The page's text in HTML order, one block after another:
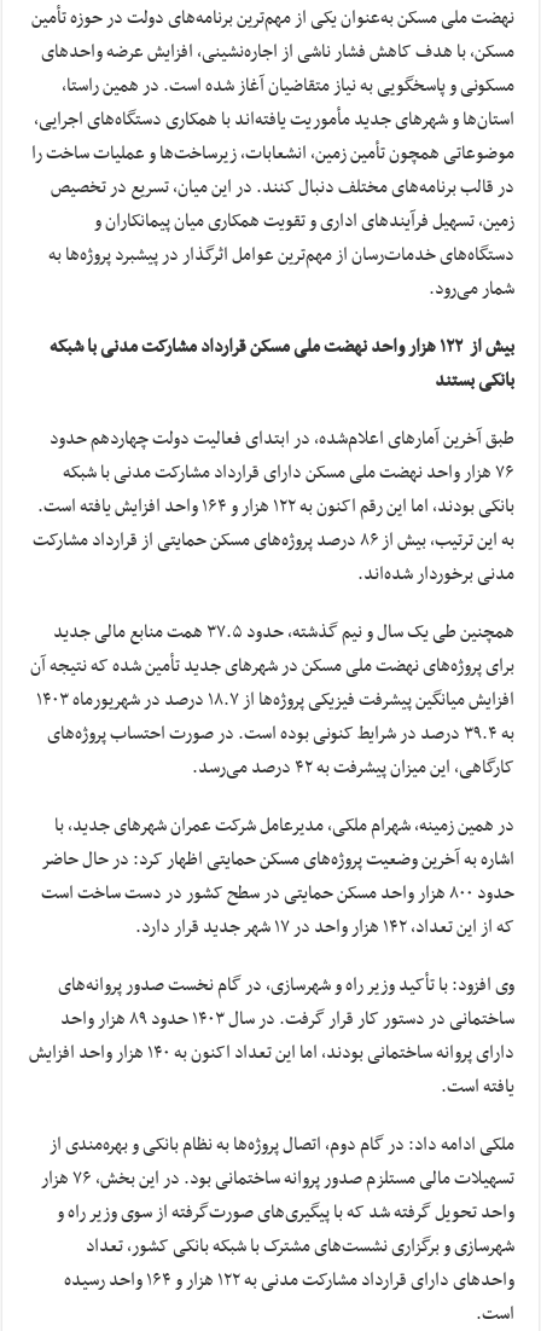
نهضت ملی مسکن به‌عنوان یکی از مهم‌ترین برنامه‌های دولت در حوزه تأمین
مسکن، با هدف کاهش فشار ناشی از اجاره‌نشینی، افزایش عرضه واحد‌های
مسکونی و پاسخگویی به نیاز متقاضیان آغاز شده است. در همین راستا،
استان‌ها و شهر‌های جدید مأموریت یافته‌اند با همکاری دستگاه‌های اجرایی،
موضوعاتی همچون تأمین زمین، انشعابات، زیرساخت‌ها و عملیات ساخت را
در قالب برنامه‌های مختلف دنبال کنند. در این میان، تسریع در تخصیص
زمین، تسهیل فرآیند‌های اداری و تقویت همکاری میان پیمانکاران و
دستگاه‌های خدمات‌رسان از مهم‌ترین عوامل اثرگذار در پیشبرد پروژه‌ها به
شمار می‌رود.
بیش از ۱۲۲ هزار واحد نهضت ملی مسکن قرارداد مشارکت مدنی با شبکه
بانکی بستند
طبق آخرین آمار‌های اعلام‌شده، در ابتدای فعالیت دولت چهاردهم حدود
۷۶ هزار واحد نهضت ملی مسکن دارای قرارداد مشارکت مدنی با شبکه
بانکی بودند، اما این رقم اکنون به ۱۲۲ هزار و ۱۶۴ واحد افزایش یافته است.
به این ترتیب، بیش از ۸۶ درصد پروژه‌های مسکن حمایتی از قرارداد مشارکت
مدنی برخوردار شده‌اند.
همچنین طی یک سال و نیم گذشته، حدود ۳۷.۵ همت منابع مالی جدید
برای پروژه‌های نهضت ملی مسکن در شهر‌های جدید تأمین شده که نتیجه آن
افزایش میانگین پیشرفت فیزیکی پروژه‌ها از ۱۸.۷ درصد در شهریورماه ۱۴۰۳
به ۳۹.۴ درصد در شرایط کنونی بوده است. در صورت احتساب پروژه‌های
کارگاهی، این میزان پیشرفت به ۴۲ درصد می‌رسد.
در همین زمینه، شهرام ملکی، مدیرعامل شرکت عمران شهر‌های جدید، با
اشاره به آخرین وضعیت پروژه‌های مسکن حمایتی اظهار کرد: در حال حاضر
حدود ۸۰۰ هزار واحد مسکن حمایتی در سطح کشور در دست ساخت است
که از این تعداد، ۱۴۲ هزار واحد در ۱۷ شهر جدید قرار دارد.
وی افزود: با تأکید وزیر راه و شهرسازی، در گام نخست صدور پروانه‌های
ساختمانی در دستور کار قرار گرفت. در سال ۱۴۰۳ حدود ۸۹ هزار واحد
دارای پروانه ساختمانی بودند، اما این تعداد اکنون به ۱۴۰ هزار واحد افزایش
یافته است.
ملکی ادامه داد: در گام دوم، اتصال پروژه‌ها به نظام بانکی و بهره‌مندی از
تسهیلات مالی مستلزم صدور پروانه ساختمانی بود. در این بخش، ۷۶ هزار
واحد تحویل گرفته شد که با پیگیری‌های صورت‌گرفته از سوی وزیر راه و
شهرسازی و برگزاری نشست‌های مشترک با شبکه بانکی کشور، تعداد
واحد‌های دارای قرارداد مشارکت مدنی به ۱۲۲ هزار و ۱۶۴ واحد رسیده
است.